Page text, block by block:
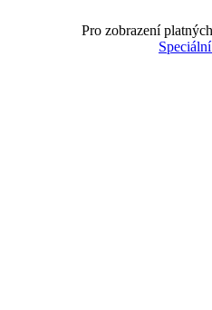
Pro zobrazení